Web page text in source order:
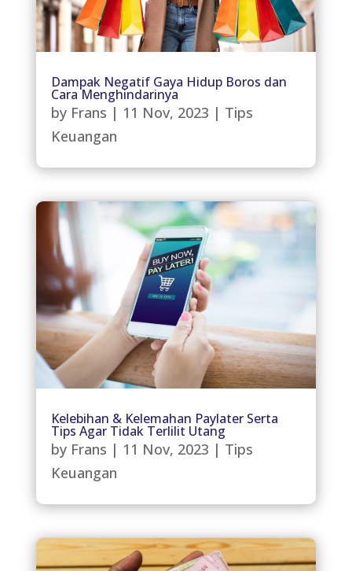
Dampak Negatif Gaya Hidup Boros dan
Cara Menghindarinya
by Frans | 11 Nov, 2023 | Tips
Keuangan
Kelebihan & Kelemahan Paylater Serta
Tips Agar Tidak Terlilit Utang
by Frans | 11 Nov, 2023 | Tips
Keuangan